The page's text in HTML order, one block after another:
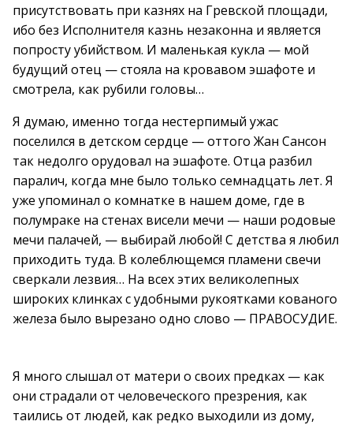
присутствовать при казнях на Гревской площади,
ибо без Исполнителя казнь незаконна и является
попросту убийством. И маленькая кукла — мой
будущий отец — стояла на кровавом эшафоте и
смотрела, как рубили головы…
Я думаю, именно тогда нестерпимый ужас
поселился в детском сердце — оттого Жан Сансон
так недолго орудовал на эшафоте. Отца разбил
паралич, когда мне было только семнадцать лет. Я
уже упоминал о комнатке в нашем доме, где в
полумраке на стенах висели мечи — наши родовые
мечи палачей, — выбирай любой! С детства я любил
приходить туда. В колеблющемся пламени свечи
сверкали лезвия… На всех этих великолепных
широких клинках с удобными рукоятками кованого
железа было вырезано одно слово — ПРАВОСУДИЕ.
Я много слышал от матери о своих предках — как
они страдали от человеческого презрения, как
таились от людей, как редко выходили из дому,